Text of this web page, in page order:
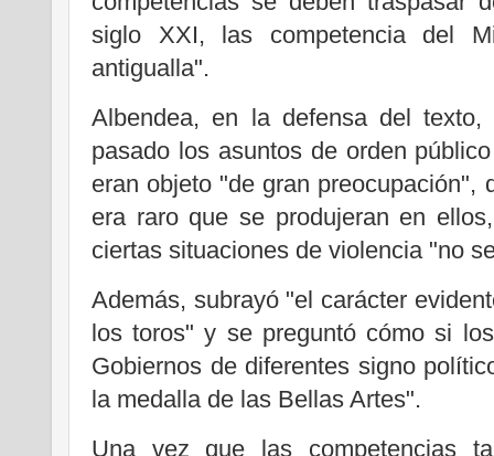
siglo XXI, las competencia del
antigualla".
Albendea, en la defensa del
pasado los asuntos de orden
eran objeto "de gran preocupación",
era raro que se produjeran en
ciertas situaciones de violencia "no
Además, subrayó "el carácter
los toros" y se preguntó cómo si
Gobiernos de diferentes signo
la medalla de las Bellas Artes".
Una vez que las competencias